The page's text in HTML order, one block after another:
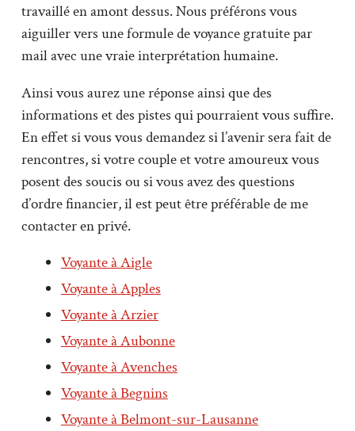
travaillé en amont dessus. Nous préférons vous
aiguiller vers une formule de voyance gratuite par
mail avec une vraie interprétation humaine.
Ainsi vous aurez une réponse ainsi que des
informations et des pistes qui pourraient vous suffire.
En effet si vous vous demandez si l’avenir sera fait de
rencontres, si votre couple et votre amoureux vous
posent des soucis ou si vous avez des questions
d’ordre financier, il est peut être préférable de me
contacter en privé.
Voyante à Aigle
Voyante à Apples
Voyante à Arzier
Voyante à Aubonne
Voyante à Avenches
Voyante à Begnins
Voyante à Belmont-sur-Lausanne